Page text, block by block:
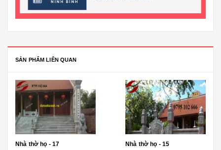
SẢN PHẨM LIÊN QUAN
Nhà thờ họ - 17 Nhà thờ họ - 15